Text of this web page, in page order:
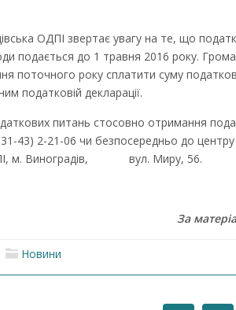
ОДПІ звертає увагу на те, що
подається до 1 травня 2016 року.
поточного року сплатити суму
податковій декларації.
питань стосовно отримання
43) 2-21-06 чи безпосередньо до
м. Виноградів, вул. Миру, 56.
За
Новини